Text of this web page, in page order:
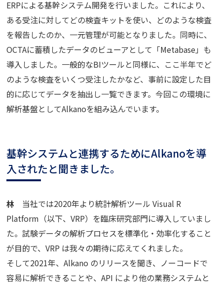
ERPによる基幹システム開発を行いました。これにより、
ある受注に対してどの検査キットを使い、どのような検査
を報告したのか、一元管理が可能となりました。同時に、
OCTAに蓄積したデータのビューアとして「Metabase」も
導入しました。一般的なBIツールと同様に、ここ半年でど
のような検査をいくつ受注したかなど、事前に設定した目
的に応じてデータを抽出し一覧できます。今回この環境に
解析基盤としてAlkanoを組み込んでいます。
基幹システムと連携するためにAlkanoを導
入されたと聞きました。
林 当社では2020年より統計解析ツール Visual R
Platform（以下、VRP）を臨床研究部門に導入していまし
た。試験データの解析プロセスを標準化・効率化すること
が目的で、VRP は我々の期待に応えてくれました。
そして2021年、Alkano のリリースを聞き、ノーコードで
容易に解析できることや、API により他の業務システムと